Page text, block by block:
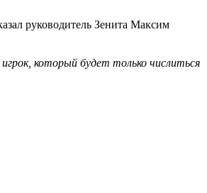
руководитель Зенита Максим
который будет только числиться